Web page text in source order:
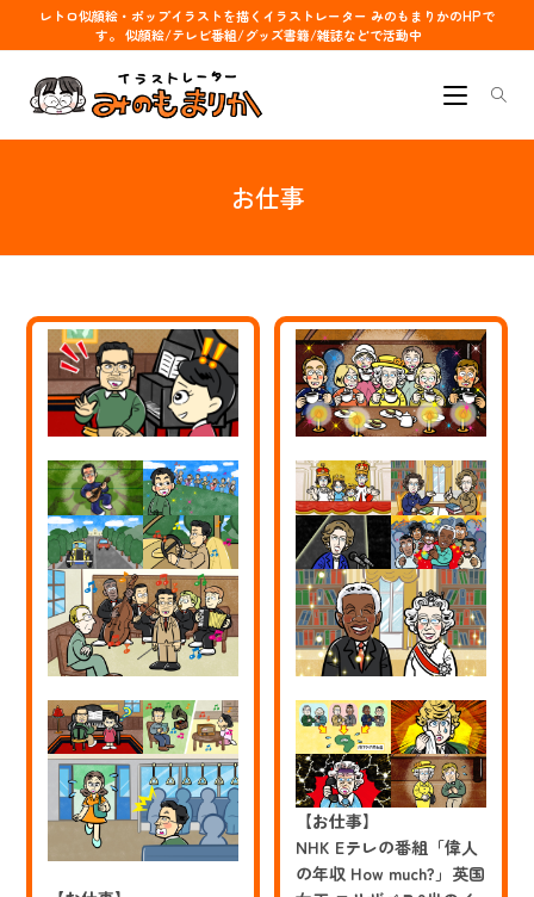
ッ
レトロ似顔絵・ポップイラストを描くイラストレーター みのもまりかのHPで
す。 似顔絵/テレビ番組/グッズ書籍/雑誌などで活動中
お仕事
【お仕事】
NHK Eテレの番組「偉人
の年収 How much?」英国